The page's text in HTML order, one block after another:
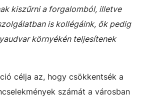
kiszűrni a forgalomból, illetve
is kollégáink, ők pedig
környékén teljesítenek
célja az, hogy csökkentsék a
számát a városban